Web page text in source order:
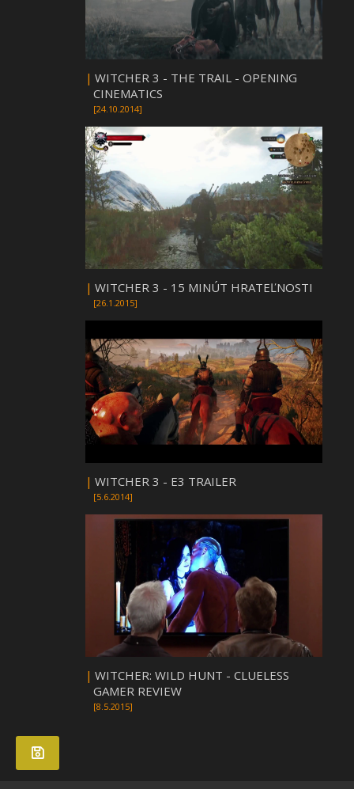
| WITCHER 3 - THE TRAIL - OPENING
CINEMATICS
[24.10.2014]
| WITCHER 3 - 15 MINÚT HRATEĽNOSTI
[26.1.2015]
| WITCHER 3 - E3 TRAILER
[5.6.2014]
| WITCHER: WILD HUNT - CLUELESS
GAMER REVIEW
[8.5.2015]